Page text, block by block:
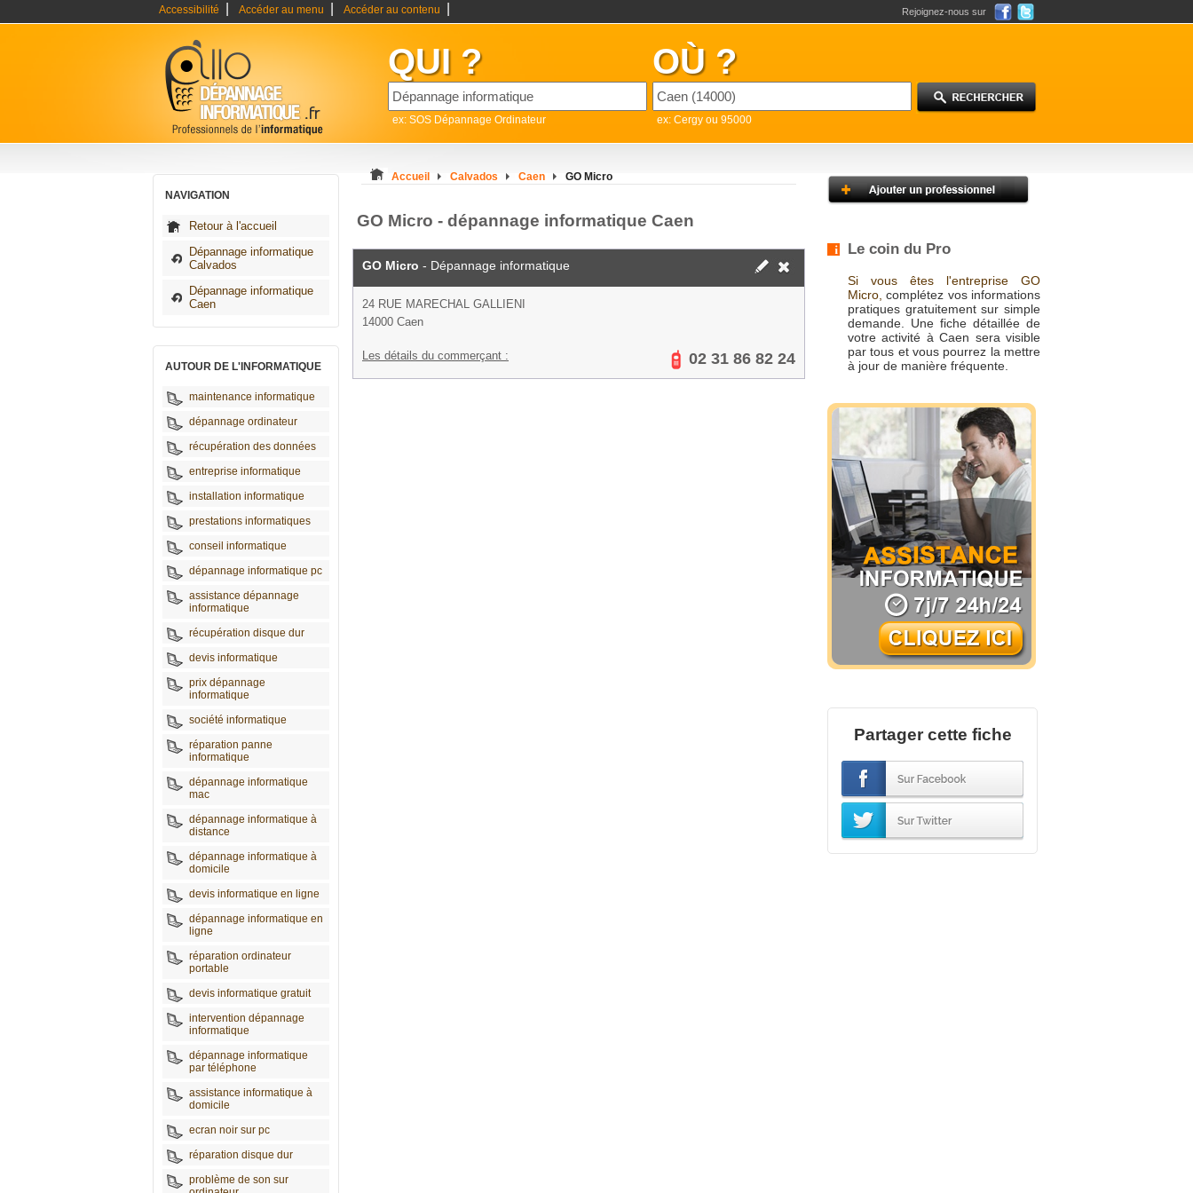
Accessibilité Accéder au menu Accéder au contenu Rejoignez-nous sur
QUI ?
ex: SOS Dépannage Ordinateur
OÙ ?
ex: Cergy ou 95000
NAVIGATION
Retour à l'accueil
Dépannage informatique
Calvados
Dépannage informatique
Caen
AUTOUR DE L'INFORMATIQUE
maintenance informatique
dépannage ordinateur
récupération des données
entreprise informatique
installation informatique
prestations informatiques
conseil informatique
dépannage informatique pc
assistance dépannage
informatique
récupération disque dur
devis informatique
prix dépannage
informatique
société informatique
réparation panne
informatique
dépannage informatique
mac
dépannage informatique à
distance
dépannage informatique à
domicile
devis informatique en ligne
dépannage informatique en
ligne
réparation ordinateur
portable
devis informatique gratuit
intervention dépannage
informatique
dépannage informatique
par téléphone
assistance informatique à
domicile
ecran noir sur pc
réparation disque dur
problème de son sur
Accueil Calvados Caen GO Micro
GO Micro - dépannage informatique Caen
GO Micro - Dépannage informatique
24 RUE MARECHAL GALLIENI
14000 Caen
Les détails du commerçant : 02 31 86 82 24
Le coin du Pro
Si vous êtes l'entreprise GO
Micro, complétez vos informations
pratiques gratuitement sur simple
demande. Une fiche détaillée de
votre activité à Caen sera visible
par tous et vous pourrez la mettre
à jour de manière fréquente.
Partager cette fiche